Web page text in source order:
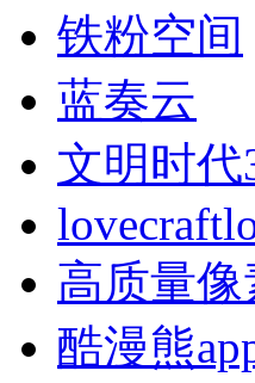
铁粉空间
蓝奏云
文明时代
高质量
酷漫熊